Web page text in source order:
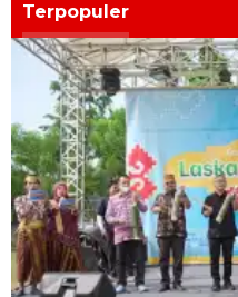
Terpopuler